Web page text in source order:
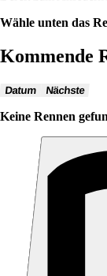
Wähle unten das
Kommende
Datum Nächste
Keine Rennen